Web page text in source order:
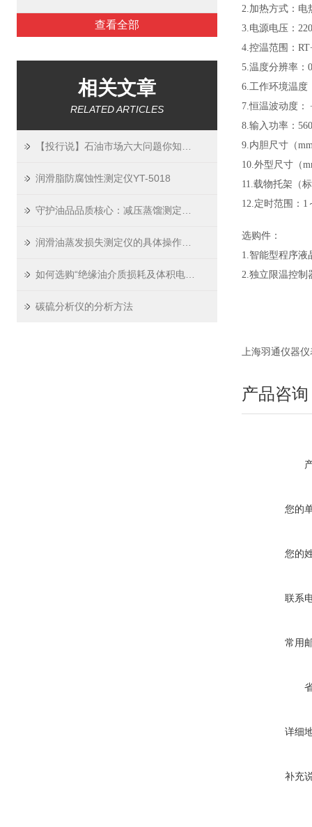
查看全部
相关文章
RELATED ARTICLES
润滑脂防腐蚀性测定仪YT-5018
碳硫分析仪的分析方法
2.加热方式：电
3.电源电压：
4.控温范围：
5.温度分辨率：
6.工作环境温度
7.恒温波动度：
8.输入功率：
9.内胆尺寸（
10.外型尺寸（
11.载物托架（
12.定时范围：1
选购件：
1.智能型程序
2.独立限温控
上海羽通仪器
产品咨询
您的
您的
联系
常用
详细
补充